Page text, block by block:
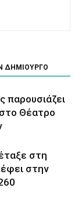
ΔΗΜΙΟΥΡΓΟ
παρουσιάζει
Θέατρο
στη
στην